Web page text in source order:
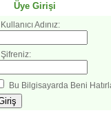
Üye Girişi
Kullanıcı Adınız:
Şifreniz:
Bu Bilgisayarda Beni